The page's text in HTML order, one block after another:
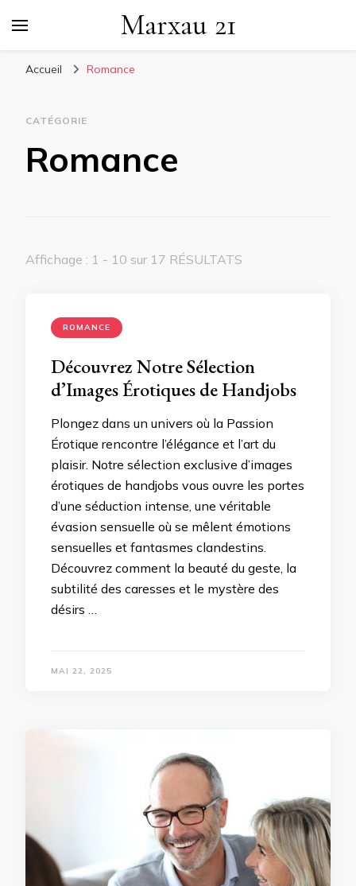
Marxau 21
Accueil Romance
CATÉGORIE
Romance
Affichage : 1 - 10 sur 17 RÉSULTATS
ROMANCE
Découvrez Notre Sélection
d’Images Érotiques de Handjobs
Plongez dans un univers où la Passion
Érotique rencontre l’élégance et l’art du
plaisir. Notre sélection exclusive d’images
érotiques de handjobs vous ouvre les portes
d’une séduction intense, une véritable
évasion sensuelle où se mêlent émotions
sensuelles et fantasmes clandestins.
Découvrez comment la beauté du geste, la
subtilité des caresses et le mystère des
désirs …
MAI 22, 2025